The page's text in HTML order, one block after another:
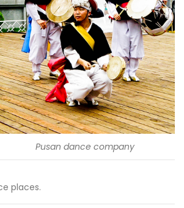
Pusan dance company
places.